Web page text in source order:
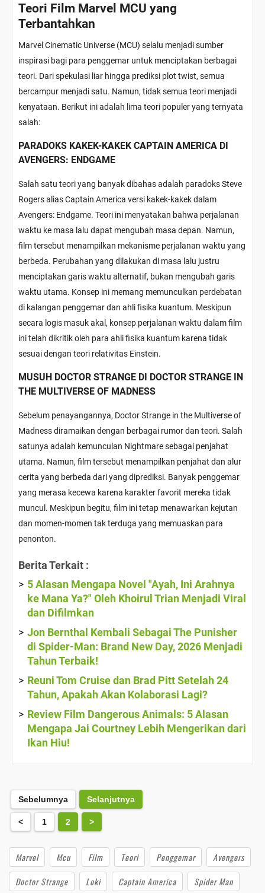
Teori Film Marvel MCU yang
Terbantahkan
Marvel Cinematic Universe (MCU) selalu menjadi sumber
inspirasi bagi para penggemar untuk menciptakan berbagai
teori. Dari spekulasi liar hingga prediksi plot twist, semua
bercampur menjadi satu. Namun, tidak semua teori menjadi
kenyataan. Berikut ini adalah lima teori populer yang ternyata
salah:
PARADOKS KAKEK-KAKEK CAPTAIN AMERICA DI
AVENGERS: ENDGAME
Salah satu teori yang banyak dibahas adalah paradoks Steve
Rogers alias Captain America versi kakek-kakek dalam
Avengers: Endgame. Teori ini menyatakan bahwa perjalanan
waktu ke masa lalu dapat mengubah masa depan. Namun,
film tersebut menampilkan mekanisme perjalanan waktu yang
berbeda. Perubahan yang dilakukan di masa lalu justru
menciptakan garis waktu alternatif, bukan mengubah garis
waktu utama. Konsep ini memang memunculkan perdebatan
di kalangan penggemar dan ahli fisika kuantum. Meskipun
secara logis masuk akal, konsep perjalanan waktu dalam film
ini telah dikritik oleh para ahli fisika kuantum karena tidak
sesuai dengan teori relativitas Einstein.
MUSUH DOCTOR STRANGE DI DOCTOR STRANGE IN
THE MULTIVERSE OF MADNESS
Sebelum penayangannya, Doctor Strange in the Multiverse of
Madnessdiramaikan dengan berbagai rumor dan teori. Salah
satunya adalah kemunculan Nightmare sebagai penjahat
utama. Namun, film tersebut menampilkan penjahat dan alur
cerita yang berbeda dari yang diprediksi. Banyak penggemar
yang merasa kecewa karena karakter favorit mereka tidak
muncul. Meskipun begitu, film ini tetap menawarkan kejutan
dan momen-momen tak terduga yang memuaskan para
penonton.
Berita Terkait :
5 Alasan Mengapa Novel "Ayah, Ini Arahnya
ke Mana Ya?" Oleh Khoirul Trian Menjadi Viral
dan Difilmkan
Jon Bernthal Kembali Sebagai The Punisher
di Spider-Man: Brand New Day, 2026 Menjadi
Tahun Terbaik!
Reuni Tom Cruise dan Brad Pitt Setelah 24
Tahun, Apakah Akan Kolaborasi Lagi?
Review Film Dangerous Animals: 5 Alasan
Mengapa Jai Courtney Lebih Mengerikan dari
Ikan Hiu!
Sebelumnya Selanjutnya
< 1 2 >
Marvel Mcu Film Teori Penggemar
Avengers
Doctor Strange
Loki Captain America Spider Man